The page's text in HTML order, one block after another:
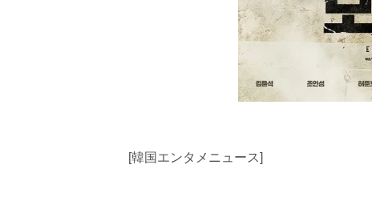
[韓国エンタメニュース]